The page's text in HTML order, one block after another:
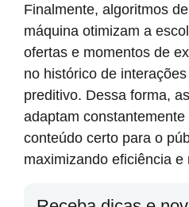
Finalmente, algoritmos
máquina otimizam a
ofertas e momentos de
no histórico de
preditivo. Dessa forma,
adaptam
conteúdo certo para o
maximizando eficiência e